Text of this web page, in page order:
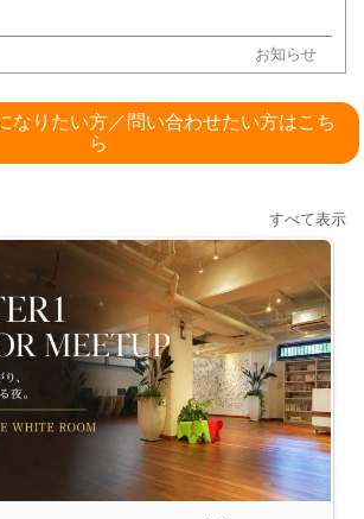
お知らせ
なりたい方／問い合わせたい方はこち
ら
すべて表示